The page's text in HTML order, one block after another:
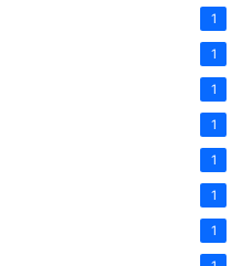
1
1
1
1
1
1
1